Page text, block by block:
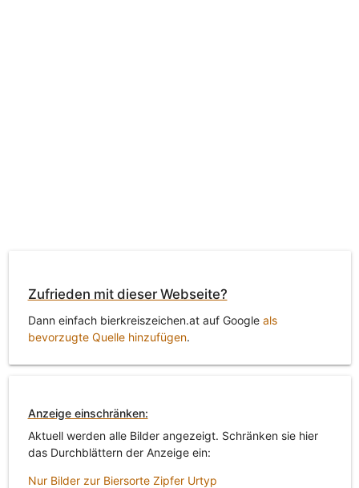
Zufrieden mit dieser Webseite?
Dann einfach bierkreiszeichen.at auf Google als
bevorzugte Quelle hinzufügen.
Anzeige einschränken:
Aktuell werden alle Bilder angezeigt. Schränken sie hier
das Durchblättern der Anzeige ein:
Nur Bilder zur Biersorte Zipfer Urtyp